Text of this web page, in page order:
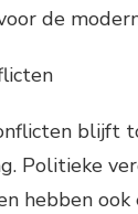
de
blijft
Politieke
hebben